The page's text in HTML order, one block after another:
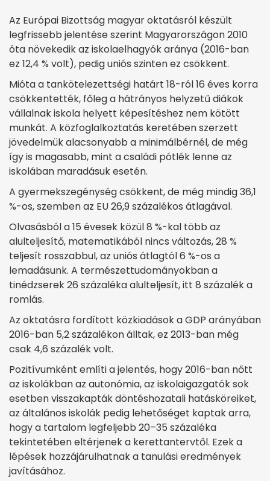
Az Európai Bizottság magyar oktatásról készült
legfrissebb jelentése szerint Magyarországon 2010
óta növekedik az iskolaelhagyók aránya (2016-ban
ez 12,4 % volt), pedig uniós szinten ez csökkent.
Mióta a tankötelezettségi határt 18-ról 16 éves korra
csökkentették, főleg a hátrányos helyzetű diákok
vállalnak iskola helyett képesítéshez nem kötött
munkát. A közfoglalkoztatás keretében szerzett
jövedelmük alacsonyabb a minimálbérnél, de még
így is magasabb, mint a családi pótlék lenne az
iskolában maradásuk esetén.
A gyermekszegénység csökkent, de még mindig 36,1
%-os, szemben az EU 26,9 százalékos átlagával.
Olvasásból a 15 évesek közül 8 %-kal több az
alulteljesítő, matematikából nincs változás, 28 %
teljesít rosszabbul, az uniós átlagtól 6 %-os a
lemadásunk. A természettudományokban a
tinédzserek 26 százaléka alulteljesít, itt 8 százalék a
romlás.
Az oktatásra fordított közkiadások a GDP arányában
2016-ban 5,2 százalékon álltak, ez 2013-ban még
csak 4,6 százalék volt.
Pozitívumként említi a jelentés, hogy 2016-ban nőtt
az iskolákban az autonómia, az iskolaigazgatók sok
esetben visszakapták döntéshozatali hatásköreiket,
az általános iskolák pedig lehetőséget kaptak arra,
hogy a tartalom legfeljebb 20–35 százaléka
tekintetében eltérjenek a kerettantervtől. Ezek a
lépések hozzájárulhatnak a tanulási eredmények
javításához.